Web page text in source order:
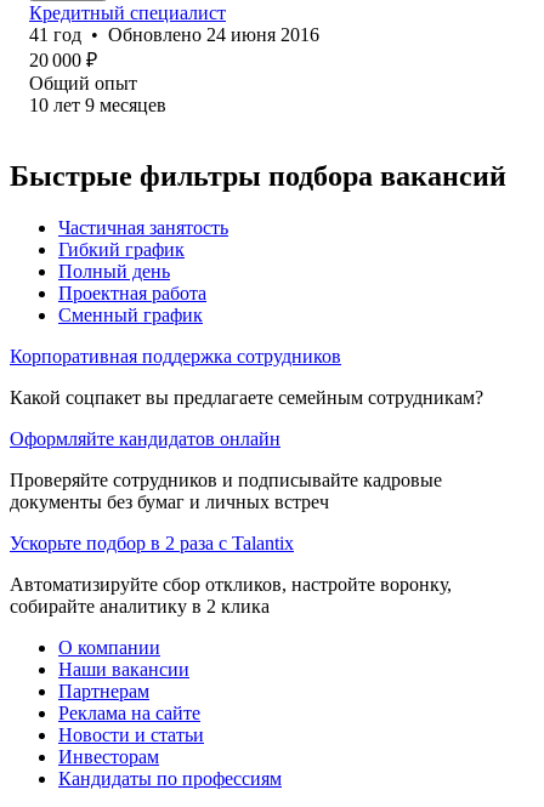
Кредитный специалист
41 год • Обновлено 24 июня 2016
20 000 ₽
Общий опыт
10 лет 9 месяцев
Быстрые фильтры подбора вакансий
Частичная занятость
Гибкий график
Полный день
Проектная работа
Сменный график
Корпоративная поддержка сотрудников
Какой соцпакет вы предлагаете семейным сотрудникам?
Оформляйте кандидатов онлайн
Проверяйте сотрудников и подписывайте кадровые
документы без бумаг и личных встреч
Ускорьте подбор в 2 раза с Talantix
Автоматизируйте сбор откликов, настройте воронку,
собирайте аналитику в 2 клика
О компании
Наши вакансии
Партнерам
Реклама на сайте
Новости и статьи
Инвесторам
Кандидаты по профессиям